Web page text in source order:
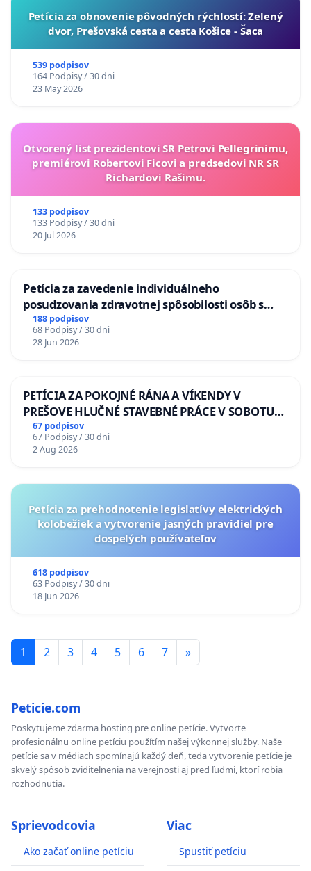
​Petícia za obnovenie pôvodných rýchlostí: Zelený
dvor, Prešovská cesta a cesta Košice - Šaca
539 podpisov
164 Podpisy / 30 dni
23 May 2026
Otvorený list prezidentovi SR Petrovi Pellegrinimu,
premiérovi Robertovi Ficovi a predsedovi NR SR
Richardovi Rašimu.
133 podpisov
133 Podpisy / 30 dni
20 Jul 2026
Petícia za zavedenie individuálneho
posudzovania zdravotnej spôsobilosti osôb s
diabetom 1. a 2. typu pri prijímaní do
Policajného zboru SR
188 podpisov
68 Podpisy / 30 dni
28 Jun 2026
PETÍCIA ZA POKOJNÉ RÁNA A VÍKENDY V
PREŠOVE HLUČNÉ STAVEBNÉ PRÁCE V SOBOTU
LEN OD 9.00 DO 13.00 HOD., CEZ PRACOVNÝ
TÝŽDEŇ CIEĽ 8.00 – 18.00 HOD. A PRAVIDELNÁ
KONTROLA STAVBY C-AREA NA
67 podpisov
67 Podpisy / 30 dni
2 Aug 2026
Petícia za prehodnotenie legislatívy elektrických
kolobežiek a vytvorenie jasných pravidiel pre
dospelých používateľov
618 podpisov
63 Podpisy / 30 dni
18 Jun 2026
1 2 3 4 5 6 7 »
Peticie.com
Poskytujeme zdarma hosting pre online petície. Vytvorte
profesionálnu online petíciu použítím našej výkonnej služby. Naše
petície sa v médiach spomínajú každý deň, teda vytvorenie petície je
skvelý spôsob zviditelnenia na verejnosti aj pred ľudmi, ktorí robia
rozhodnutia.
Sprievodcovia
Ako začať online petíciu
Viac
Spustiť petíciu